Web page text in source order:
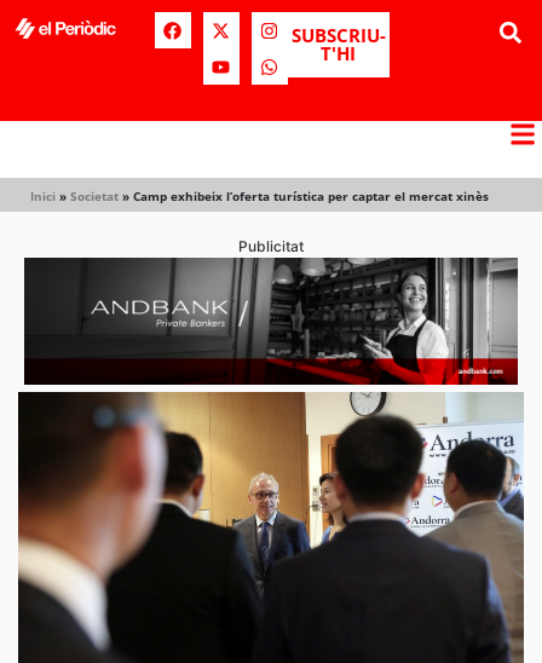
SUBSCRIU-
T'HI
Inici » Societat » Camp exhibeix l’oferta turística per captar el mercat xinès
Publicitat